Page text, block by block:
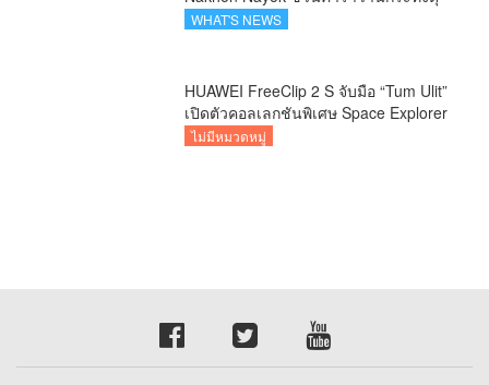
สัมผัสธรรมชาติเมืองรอง ณ นครนายก
WHAT'S NEWS
HUAWEI FreeClip 2 S จับมือ “Tum Ulit”
เปิดตัวคอลเลกชันพิเศษ Space Explorer
ถ่ายทอดศิลปะบนเคสหูฟัง
ไม่มีหมวดหมู่